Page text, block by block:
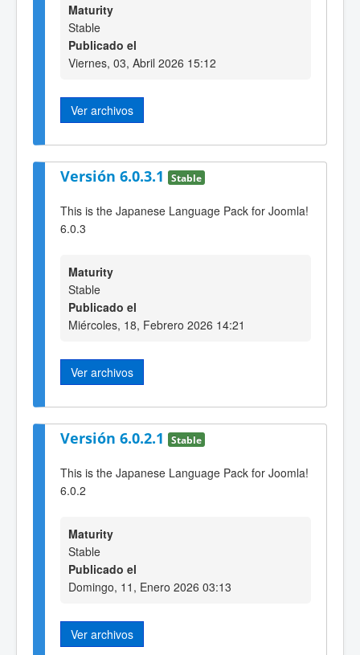
Maturity
Stable
Publicado el
Viernes, 03, Abril 2026 15:12
Ver archivos
Versión 6.0.3.1 Stable
This is the Japanese Language Pack for Joomla!
6.0.3
Maturity
Stable
Publicado el
Miércoles, 18, Febrero 2026 14:21
Ver archivos
Versión 6.0.2.1 Stable
This is the Japanese Language Pack for Joomla!
6.0.2
Maturity
Stable
Publicado el
Domingo, 11, Enero 2026 03:13
Ver archivos